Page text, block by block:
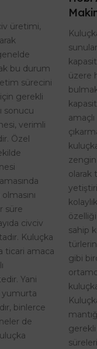
üretimi,
bu durum
sürecini
için gerekli
sonucu
verimli
Özel
süre
civciv
Kuluçka
ticari amaca
Yani
yumurta
binlerce
de
üzere
olarak
sahip
gibi